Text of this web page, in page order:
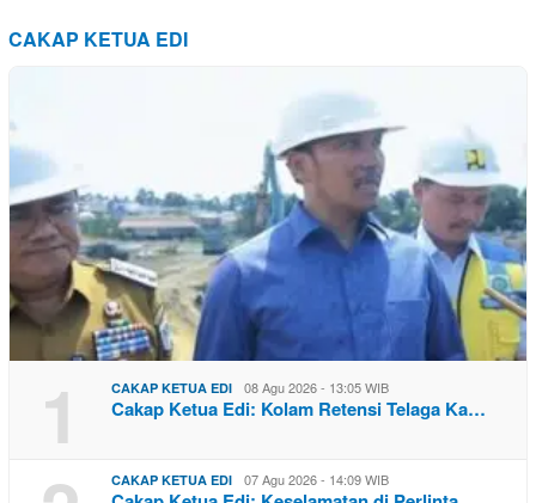
CAKAP KETUA EDI
1 CAKAP KETUA EDI 08 Agu 2026 - 13:05 WIB
Cakap Ketua Edi: Kolam Retensi Telaga Ka…
CAKAP KETUA EDI 07 Agu 2026 - 14:09 WIB